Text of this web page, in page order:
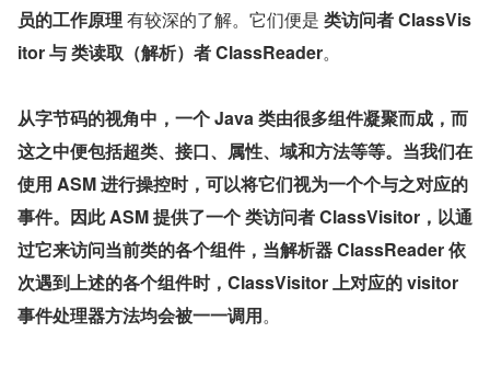
员的工作原理 有较深的了解。它们便是 类访问者 ClassVis
itor 与 类读取（解析）者 ClassReader。
从字节码的视角中，一个 Java 类由很多组件凝聚而成，而
这之中便包括超类、接口、属性、域和方法等等。当我们在
使用 ASM 进行操控时，可以将它们视为一个个与之对应的
事件。因此 ASM 提供了一个 类访问者 ClassVisitor，以通
过它来访问当前类的各个组件，当解析器 ClassReader 依
次遇到上述的各个组件时，ClassVisitor 上对应的 visitor
事件处理器方法均会被一一调用。